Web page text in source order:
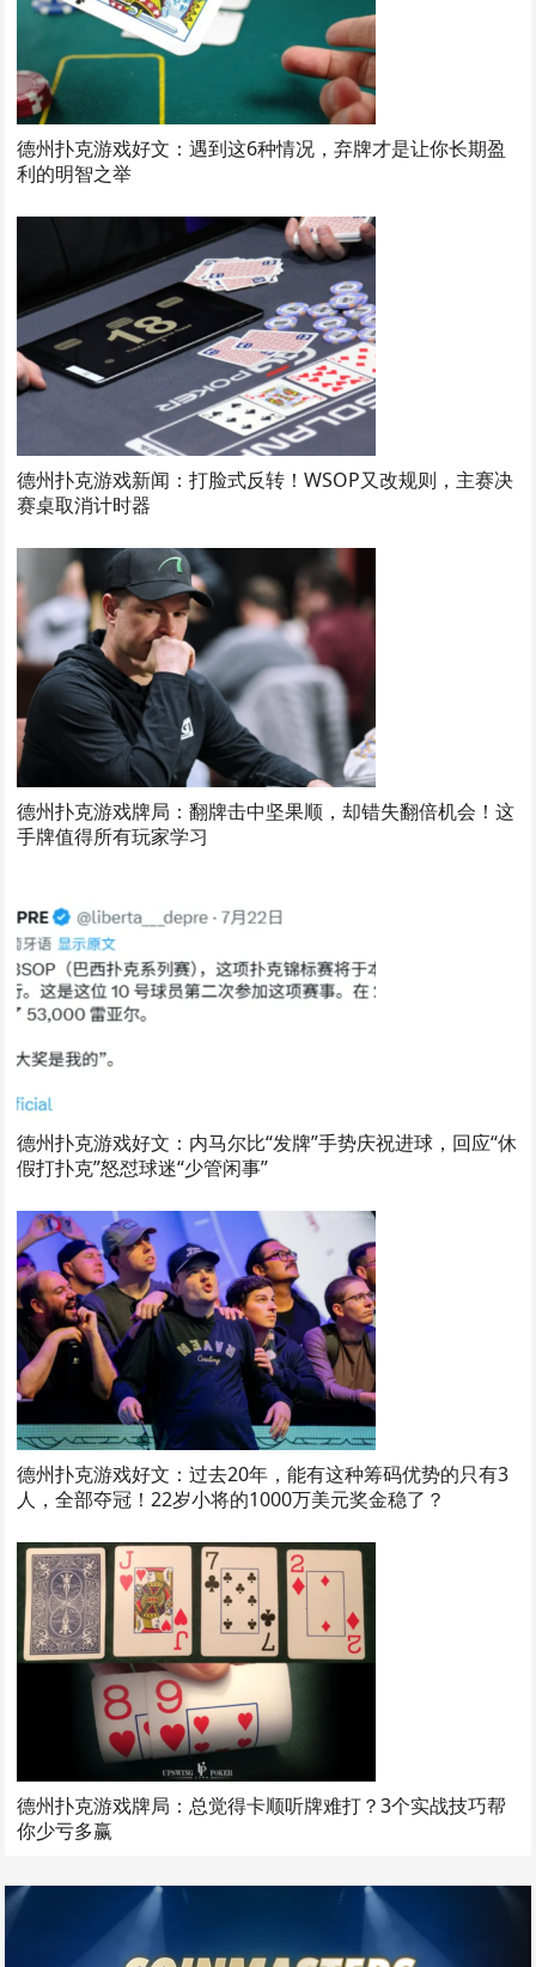
德州扑克游戏好文：遇到这6种情况，弃牌才是让你长期盈
利的明智之举
德州扑克游戏新闻：打脸式反转！WSOP又改规则，主赛决
赛桌取消计时器
德州扑克游戏牌局：翻牌击中坚果顺，却错失翻倍机会！这
手牌值得所有玩家学习
德州扑克游戏好文：内马尔比“发牌”手势庆祝进球，回应“休
假打扑克”怒怼球迷“少管闲事”
德州扑克游戏好文：过去20年，能有这种筹码优势的只有3
人，全部夺冠！22岁小将的1000万美元奖金稳了？
德州扑克游戏牌局：总觉得卡顺听牌难打？3个实战技巧帮
你少亏多赢